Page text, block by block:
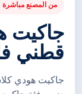
من المصنع مباشرة
جاكيت
قطني
جاكيت هودي